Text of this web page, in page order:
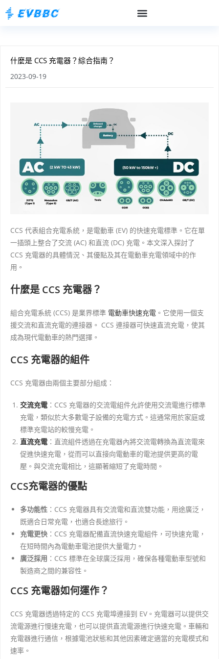
什麼是 CCS 充電器？綜合指南？
2023-09-19
CCS 代表組合充電系統，是電動車 (EV) 的快速充電標準。它在單
一插頭上整合了交流 (AC) 和直流 (DC) 充電。本文深入探討了
CCS 充電器的具體情況、其優點及其在電動車充電領域中的作
用。
什麼是 CCS 充電器？
組合充電系統 (CCS) 是業界標準 電動車快速充電 。它使用一個支
援交流和直流充電的連接器。 CCS 連接器可快速直流充電，使其
成為現代電動車的熱門選擇。
CCS 充電器的組件
CCS 充電器由兩個主要部分組成：
交流充電 ：CCS 充電器的交流電組件允許使用交流電進行標準
充電，類似於大多數電子設備的充電方式。這通常用於家庭或
標準充電站的較慢充電。
直流充電 ：直流組件透過在充電器內將交流電轉換為直流電來
促進快速充電，從而可以直接向電動車的電池提供更高的電
壓。與交流充電相比，這顯著縮短了充電時間。
CCS充電器的優點
多功能性 ：CCS 充電器具有交流電和直流雙功能，用途廣泛，
既適合日常充電，也適合長途旅行。
充電更快 ：CCS 充電器配備直流快速充電組件，可快速充電，
在短時間內為電動車電池提供大量電力。
廣泛採用 ：CCS 標準在全球廣泛採用，確保各種電動車型號和
製造商之間的兼容性。
CCS 充電器如何運作？
CCS 充電器透過特定的 CCS 充電埠連接到 EV。充電器可以提供交
流電源進行慢速充電，也可以提供直流電源進行快速充電。車輛和
充電器進行通信，根據電池狀態和其他因素確定適當的充電模式和
速率。